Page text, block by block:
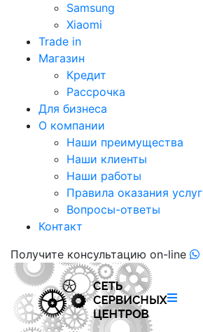
Samsung
Xiaomi
Trade in
Магазин
Кредит
Рассрочка
Для бизнеса
О компании
Наши преимущества
Наши клиенты
Наши работы
Правила оказания услуг
Вопросы-ответы
Контакт
Получите консультацию on-line